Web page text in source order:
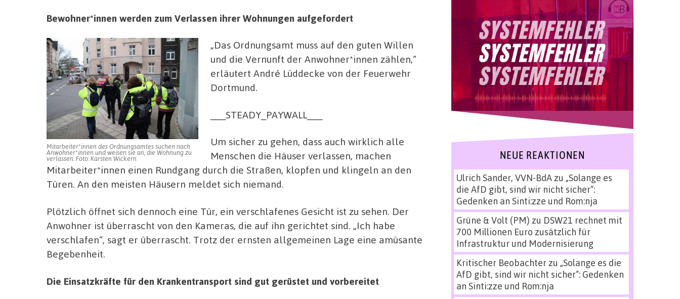
Bewohner*innen werden zum Verlassen ihrer Wohnungen aufgefordert
Mitarbeiter*innen des Ordnungsamtes suchen nach
Anwohner*innen und weisen sie an, die Wohnung zu
verlassen. Foto: Karsten Wickern
„Das Ordnungsamt muss auf den guten Willen
und die Vernunft der Anwohner*innen zählen,“
erläutert André Lüddecke von der Feuerwehr
Dortmund.
___STEADY_PAYWALL___
Um sicher zu gehen, dass auch wirklich alle
Menschen die Häuser verlassen, machen
Mitarbeiter*innen einen Rundgang durch die Straßen, klopfen und klingeln an den
Türen. An den meisten Häusern meldet sich niemand.
Plötzlich öffnet sich dennoch eine Tür, ein verschlafenes Gesicht ist zu sehen. Der
Anwohner ist überrascht von den Kameras, die auf ihn gerichtet sind. „Ich habe
verschlafen“, sagt er überrascht. Trotz der ernsten allgemeinen Lage eine amüsante
Begebenheit.
Die Einsatzkräfte für den Krankentransport sind gut gerüstet und vorbereitet
NEUE REAKTIONEN
Ulrich Sander, VVN-BdAzu „Solange es
die AfD gibt, sind wir nicht sicher“:
Gedenken an Sinti:zze und Rom:nja
Grüne & Volt (PM) zu DSW21 rechnet mit
700 Millionen Euro zusätzlich für
Infrastruktur und Modernisierung
Kritischer Beobachterzu „Solange es die
AfD gibt, sind wir nicht sicher“: Gedenken
an Sinti:zze und Rom:nja